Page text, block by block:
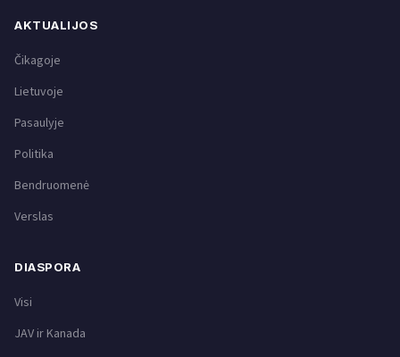
AKTUALIJOS
Čikagoje
Lietuvoje
Pasaulyje
Politika
Bendruomenė
Verslas
DIASPORA
Visi
JAV ir Kanada